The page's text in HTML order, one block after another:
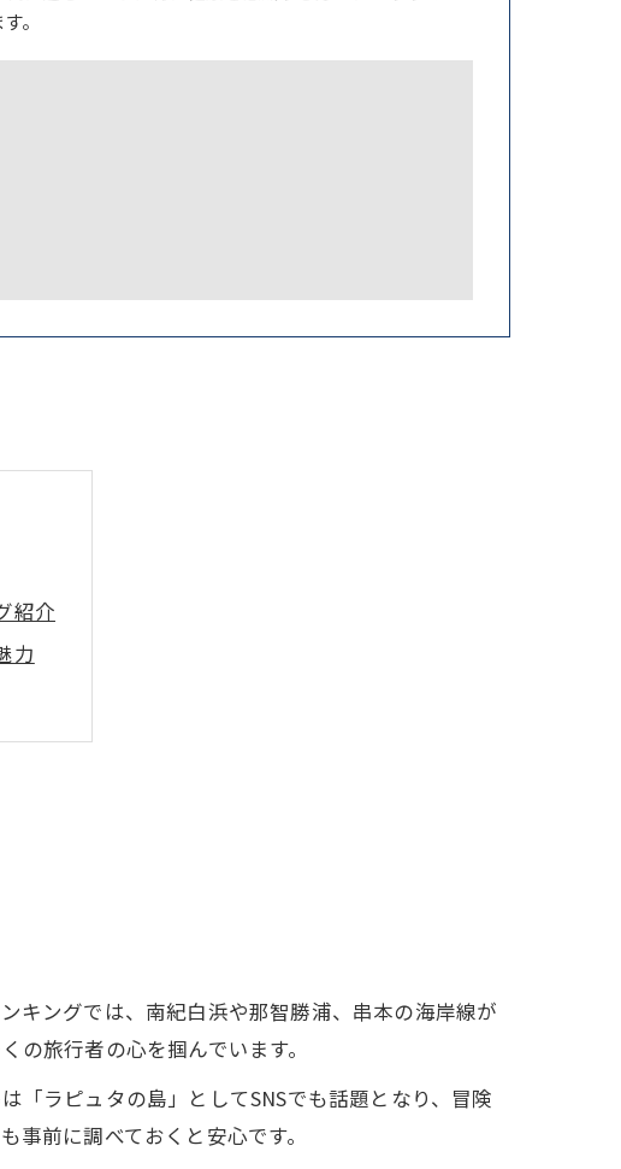
。
紹介
力
キングでは、南紀白浜や那智勝浦、串本の海岸線が
旅行者の心を掴んでいます。
「ラピュタの島」としてSNSでも話題となり、冒険
前に調べておくと安心です。